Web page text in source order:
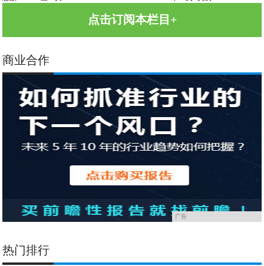
点击订阅本栏目+
商业合作
广告
热门排行